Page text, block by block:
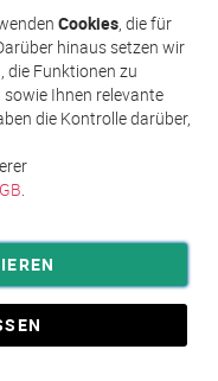
Cookies, die für
hinaus setzen wir
die Funktionen zu
Ihnen relevante
die Kontrolle darüber,
.